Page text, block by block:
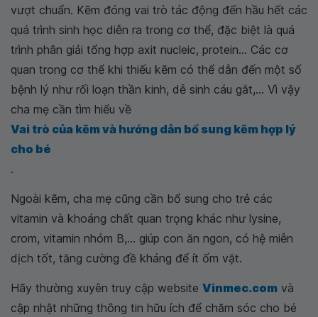
vượt chuẩn. Kẽm đóng vai trò tác động đến hầu hết các
quá trình sinh học diễn ra trong cơ thể, đặc biệt là quá
trình phân giải tổng hợp axit nucleic, protein... Các cơ
quan trong cơ thể khi thiếu kẽm có thể dẫn đến một số
bệnh lý như rối loạn thần kinh, dễ sinh cáu gắt,... Vì vậy
cha mẹ cần tìm hiểu về
Vai trò của kẽm và hướng dẫn bổ sung kẽm hợp lý
cho bé
.
Ngoài kẽm, cha mẹ cũng cần bổ sung cho trẻ các
vitamin và khoáng chất quan trọng khác như lysine,
crom, vitamin nhóm B,... giúp con ăn ngon, có hệ miễn
dịch tốt, tăng cường đề kháng để ít ốm vặt.
Hãy thường xuyên truy cập website Vinmec.com và
cập nhật những thông tin hữu ích để chăm sóc cho bé